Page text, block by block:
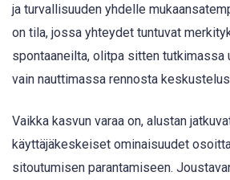
ja turvallisuuden yhdelle
on tila, jossa yhteydet tuntuvat
spontaaneilta, olitpa sitten tutkimassa
vain nauttimassa rennosta
Vaikka kasvun varaa on, alustan
käyttäjäkeskeiset ominaisuudet
sitoutumisen parantamiseen.